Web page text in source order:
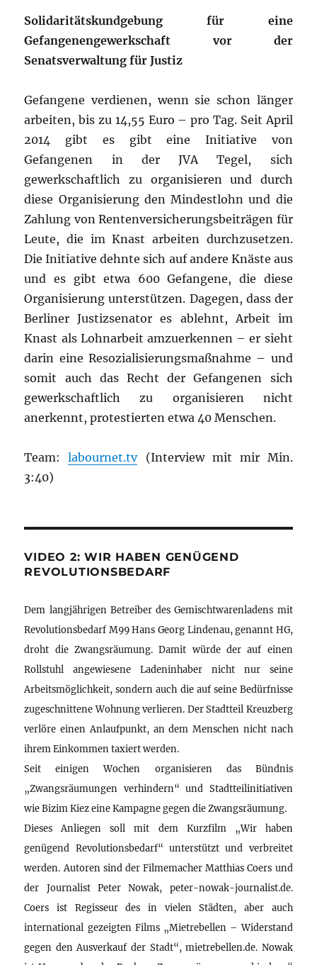
Solidaritätskundgebung für eine
Gefangenengewerkschaft vor der
Senatsverwaltung für Justiz
Gefangene verdienen, wenn sie schon länger
arbeiten, bis zu 14,55 Euro – pro Tag. Seit April
2014 gibt es gibt eine Initiative von
Gefangenen in der JVA Tegel, sich
gewerkschaftlich zu organisieren und durch
diese Organisierung den Mindestlohn und die
Zahlung von Rentenversicherungsbeiträgen für
Leute, die im Knast arbeiten durchzusetzen.
Die Initiative dehnte sich auf andere Knäste aus
und es gibt etwa 600 Gefangene, die diese
Organisierung unterstützen. Dagegen, dass der
Berliner Justizsenator es ablehnt, Arbeit im
Knast als Lohnarbeit amzuerkennen – er sieht
darin eine Resozialisierungsmaßnahme – und
somit auch das Recht der Gefangenen sich
gewerkschaftlich zu organisieren nicht
anerkennt, protestierten etwa 40 Menschen.
Team:labournet.tv(Interview mit mir Min.
3:40)
VIDEO 2: WIR HABEN GENÜGEND
REVOLUTIONSBEDARF
Dem langjährigen Betreiber des Gemischtwarenladens mit
Revolutionsbedarf M99 Hans Georg Lindenau, genannt HG,
droht die Zwangsräumung. Damit würde der auf einen
Rollstuhl angewiesene Ladeninhaber nicht nur seine
Arbeitsmöglichkeit, sondern auch die auf seine Bedürfnisse
zugeschnittene Wohnung verlieren. Der Stadtteil Kreuzberg
verlöre einen Anlaufpunkt, an dem Menschen nicht nach
ihrem Einkommen taxiert werden.
Seit einigen Wochen organisieren das Bündnis
„Zwangsräumungen verhindern“ und Stadtteilinitiativen
wie Bizim Kiez eine Kampagne gegen die Zwangsräumung.
Dieses Anliegen soll mit dem Kurzfilm „Wir haben
genügend Revolutionsbedarf“ unterstützt und verbreitet
werden. Autoren sind der Filmemacher Matthias Coers und
der Journalist Peter Nowak, peter-nowak-journalist.de.
Coers ist Regisseur des in vielen Städten, aber auch
international gezeigten Films „Mietrebellen – Widerstand
gegen den Ausverkauf der Stadt“, mietrebellen.de. Nowak